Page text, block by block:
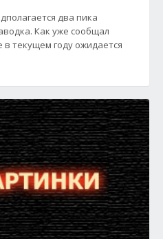
два пика
Как уже сообщал
текущем году ожидается